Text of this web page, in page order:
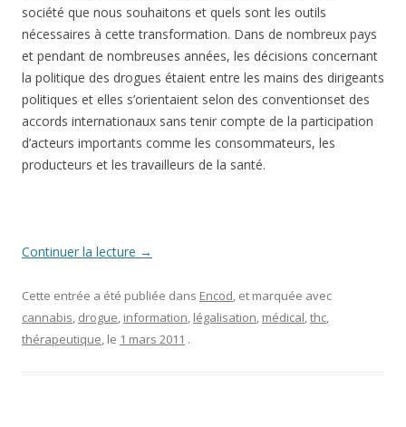
société que nous souhaitons et quels sont les outils
nécessaires à cette transformation. Dans de nombreux pays
et pendant de nombreuses années, les décisions concernant
la politique des drogues étaient entre les mains des dirigeants
politiques et elles s’orientaient selon des conventionset des
accords internationaux sans tenir compte de la participation
d’acteurs importants comme les consommateurs, les
producteurs et les travailleurs de la santé.
Continuer la lecture →
Cette entrée a été publiée dans Encod, et marquée avec
cannabis, drogue, information, légalisation, médical,thc,
thérapeutique, le 1 mars 2011 .